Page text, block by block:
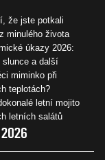
že jste potkali
minulého života
úkazy 2026:
slunce a další
miminko při
teplotách?
letní mojito
letních salátů